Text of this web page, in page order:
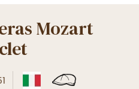
Mozart